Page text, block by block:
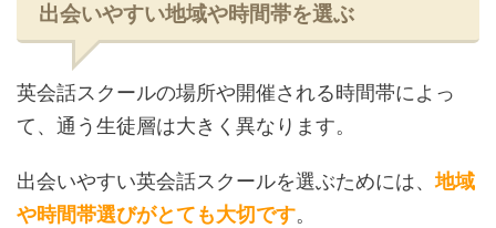
出会いやすい地域や時間帯を選ぶ
英会話スクールの場所や開催される時間帯によっ
て、通う生徒層は大きく異なります。
出会いやすい英会話スクールを選ぶためには、地域
や時間帯選びがとても大切です。